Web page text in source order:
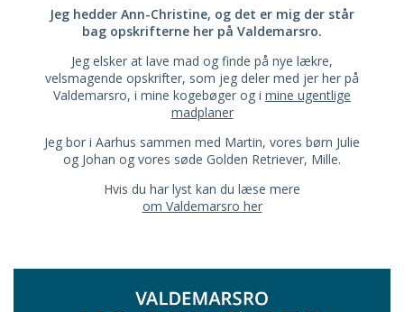
Jeg hedder Ann-Christine, og det er mig der står
bag opskrifterne her på Valdemarsro.
Jeg elsker at lave mad og finde på nye lækre,
velsmagende opskrifter, som jeg deler med jer her på
Valdemarsro, i mine kogebøger og i mine ugentlige
madplaner
Jeg bor i Aarhus sammen med Martin, vores børn Julie
og Johan og vores søde Golden Retriever, Mille.
Hvis du har lyst kan du læse mere
om Valdemarsro her